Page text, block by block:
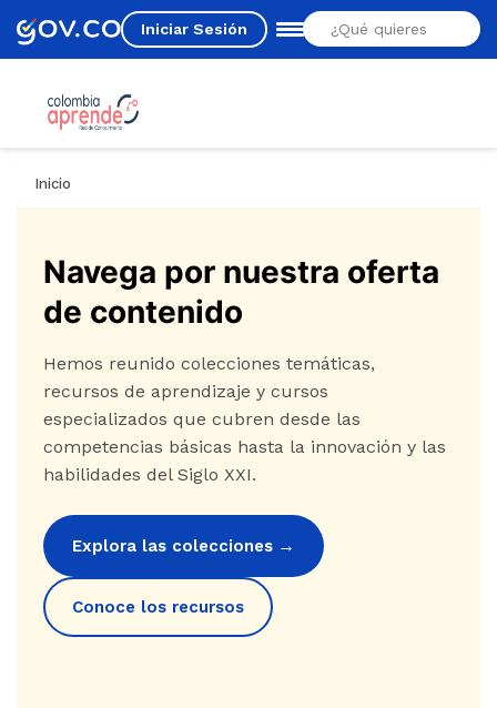
Iniciar Sesión
Estás aquí
Inicio
Navega por nuestra oferta
de contenido
Hemos reunido colecciones temáticas,
recursos de aprendizaje y cursos
especializados que cubren desde las
competencias básicas hasta la innovación y las
habilidades del Siglo XXI.
Explora las colecciones →
Conoce los recursos